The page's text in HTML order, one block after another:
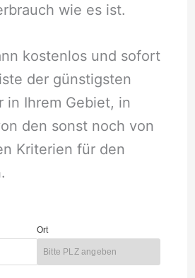
wie es ist.
kostenlos und sofort
der günstigsten
in Ihrem Gebiet, in
den sonst noch von
Kriterien für den